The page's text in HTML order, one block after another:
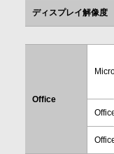
資料請求
サイト内検
ディスプレイ解像度
Office